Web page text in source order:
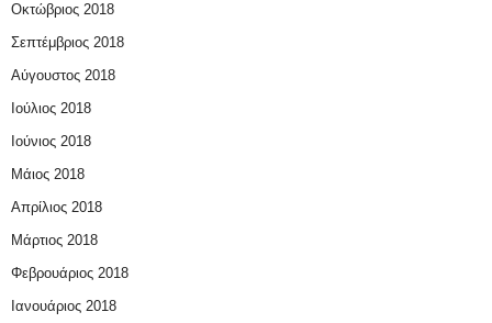
Οκτώβριος 2018
Σεπτέμβριος 2018
Αύγουστος 2018
Ιούλιος 2018
Ιούνιος 2018
Μάιος 2018
Απρίλιος 2018
Μάρτιος 2018
Φεβρουάριος 2018
Ιανουάριος 2018